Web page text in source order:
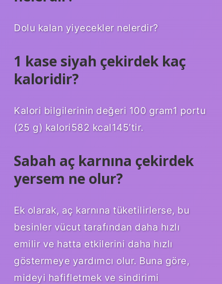
Dolu kalan yiyecekler nelerdir?
1 kase siyah çekirdek kaç
kaloridir?
Kalori bilgilerinin değeri 100 gram1 portu
(25 g) kalori582 kcal145’tir.
Sabah aç karnına çekirdek
yersem ne olur?
Ek olarak, aç karnına tüketilirlerse, bu
besinler vücut tarafından daha hızlı
emilir ve hatta etkilerini daha hızlı
göstermeye yardımcı olur. Buna göre,
mideyi hafifletmek ve sindirimi